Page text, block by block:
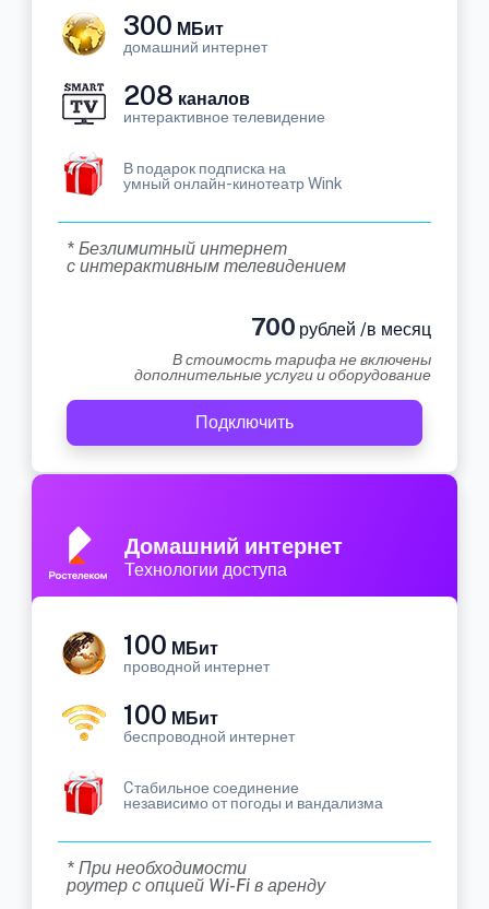
300 МБит
домашний интернет
208 каналов
интерактивное телевидение
В подарок подписка на
умный онлайн-кинотеатр Wink
* Безлимитный интернет
с интерактивным телевидением
700 рублей /в месяц
В стоимость тарифа не включены
дополнительные услуги и оборудование
Подключить
Домашний интернет
Технологии доступа
100 МБит
проводной интернет
100 МБит
беспроводной интернет
Cтабильное соединение
независимо от погоды и вандализма
* При необходимости
роутер с опцией Wi-Fi в аренду